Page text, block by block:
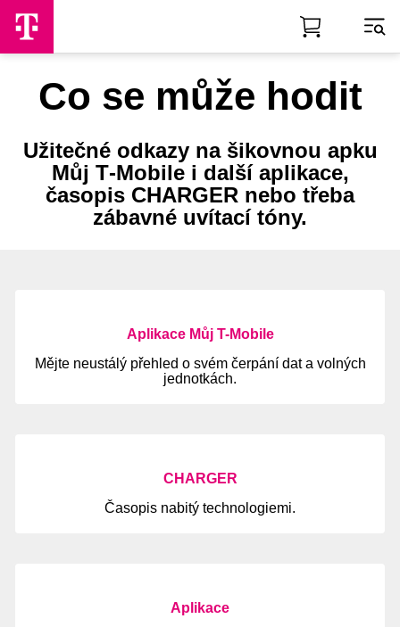
Skip to Main Content
Co se může hodit
Užitečné odkazy na šikovnou apku
Můj T‑Mobile i další aplikace,
časopis CHARGER nebo třeba
zábavné uvítací tóny.
Aplikace Můj T-Mobile
Mějte neustálý přehled o svém čerpání dat a volných
jednotkách.
CHARGER
Časopis nabitý technologiemi.
Aplikace